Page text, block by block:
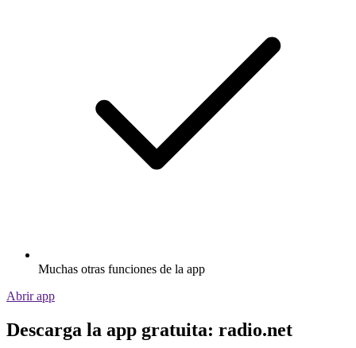
Muchas otras funciones de la app
Abrir app
Descarga la app gratuita: radio.net